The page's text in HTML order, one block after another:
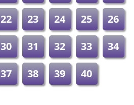
22 23 24 25
26
30 31 32 33
34
37 38 39 40